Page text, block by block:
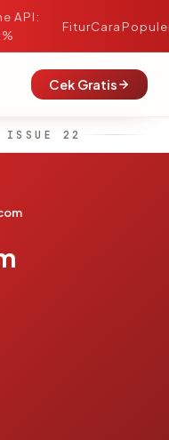
API:
FiturCara
Cek Gratis
ISSUE 22